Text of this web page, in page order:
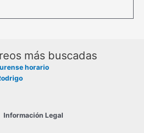
más buscadas
horario
Información Legal